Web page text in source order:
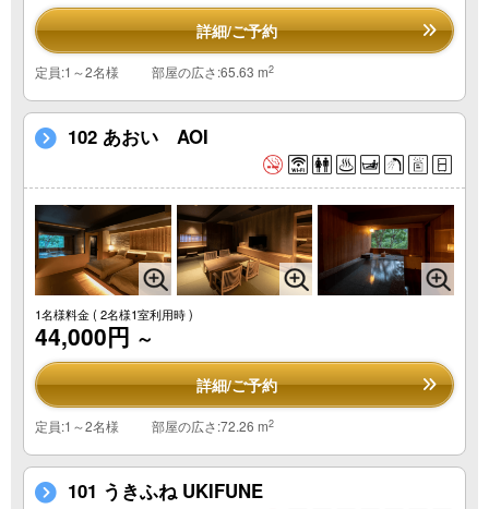
詳細/ご予約
定員:1～2名様 部屋の広さ:65.63 m2
102 あおい AOI
1名様料金( 2名様1室利用時 )
44,000円 ～
詳細/ご予約
定員:1～2名様 部屋の広さ:72.26 m2
101 うきふね UKIFUNE